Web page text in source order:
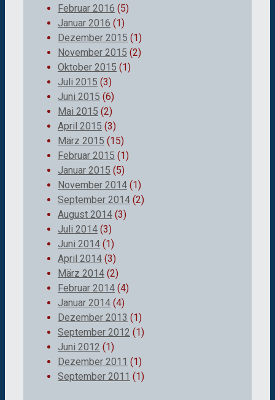
Februar 2016 (5)
Januar 2016 (1)
Dezember 2015 (1)
November 2015 (2)
Oktober 2015 (1)
Juli 2015 (3)
Juni 2015 (6)
Mai 2015 (2)
April 2015 (3)
März 2015 (15)
Februar 2015 (1)
Januar 2015 (5)
November 2014 (1)
September 2014 (2)
August 2014 (3)
Juli 2014 (3)
Juni 2014 (1)
April 2014 (3)
März 2014 (2)
Februar 2014 (4)
Januar 2014 (4)
Dezember 2013 (1)
September 2012 (1)
Juni 2012 (1)
Dezember 2011 (1)
September 2011 (1)